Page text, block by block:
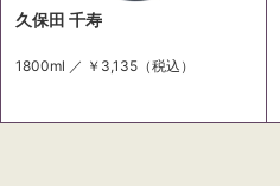
久保田 千寿
1800ml ／ ￥3,135 （税込）